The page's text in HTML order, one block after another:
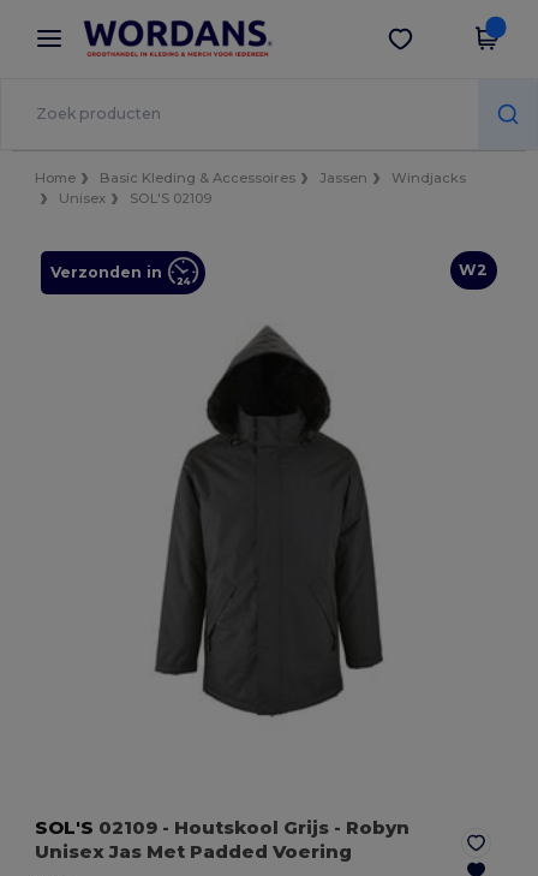
× Wordans-app
Betere prijzen in de app!
Download app
Home Basic Kleding & Accessoires Jassen
Windjacks
Unisex
SOL'S 02109
W2
Verzonden in
SOL'S 02109 - Houtskool Grijs - Robyn
Unisex Jas Met Padded Voering